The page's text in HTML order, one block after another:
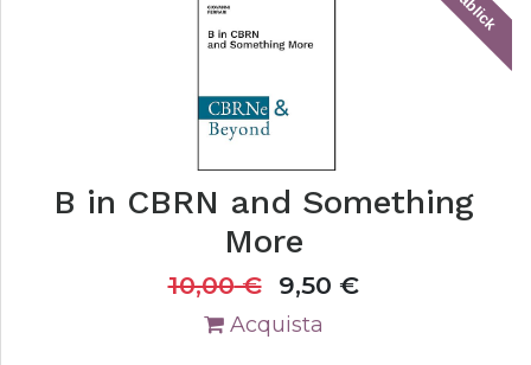
tablick
B in CBRN and Something
More
10,00€ 9,50 €
Acquista